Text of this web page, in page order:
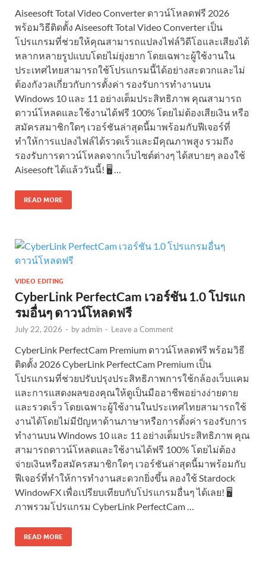
Aiseesoft Total Video Converter ดาวน์โหลดฟรี 2026
พร้อมวิธีติดตั้ง Aiseesoft Total Video Converter เป็น
โปรแกรมที่ช่วยให้คุณสามารถแปลงไฟล์วิดีโอและเสียงได้
หลากหลายรูปแบบโดยไม่ยุ่งยาก โดยเฉพาะผู้ใช้งานใน
ประเทศไทยสามารถใช้โปรแกรมนี้ได้อย่างสะดวกและไม่
ต้องกังวลเกี่ยวกับการตั้งค่า รองรับการทำงานบน
Windows 10 และ 11 อย่างเต็มประสิทธิภาพ คุณสามารถ
ดาวน์โหลดและใช้งานได้ฟรี 100% โดยไม่ต้องเสียเงิน หรือ
สมัครสมาชิกใดๆ เวอร์ชันล่าสุดนี้มาพร้อมกับฟีเจอร์ที่
ทำให้การแปลงไฟล์ได้รวดเร็วและมีคุณภาพสูง รวมถึง
รองรับการดาวน์โหลดจากเว็บไซต์ต่างๆ ได้สบายๆ ลองใช้
Aiseesoft ได้แล้ววันนี้! 🖥️ …
READ MORE
VIDEO EDITING
CyberLink PerfectCam เวอร์ชัน 1.0 โปรแก
รมอื่นๆ ดาวน์โหลดฟรี
July 22, 2026 - byadmin - Leave a Comment
CyberLink PerfectCam Premium ดาวน์โหลดฟรี พร้อมวิธี
ติดตั้ง 2026 CyberLink PerfectCam Premium เป็น
โปรแกรมที่ช่วยปรับปรุงประสิทธิภาพการใช้กล้องเว็บแคม
และการแสดงผลของคุณให้ดูเป็นมืออาชีพอย่างง่ายดาย
และรวดเร็ว โดยเฉพาะผู้ใช้งานในประเทศไทยสามารถใช้
งานได้โดยไม่มีปัญหาด้านภาษาหรือการตั้งค่า รองรับการ
ทำงานบน Windows 10 และ 11 อย่างเต็มประสิทธิภาพ คุณ
สามารถดาวน์โหลดและใช้งานได้ฟรี 100% โดยไม่ต้อง
จ่ายเงินหรือสมัครสมาชิกใดๆ เวอร์ชันล่าสุดนี้มาพร้อมกับ
ฟีเจอร์ที่ทำให้การทำงานสะดวกยิ่งขึ้น ลองใช้ Stardock
WindowFX เพื่อเปรียบเทียบกับโปรแกรมอื่นๆ ได้เลย! 🖥️
ภาพรวมโปรแกรม CyberLink PerfectCam …
READ MORE